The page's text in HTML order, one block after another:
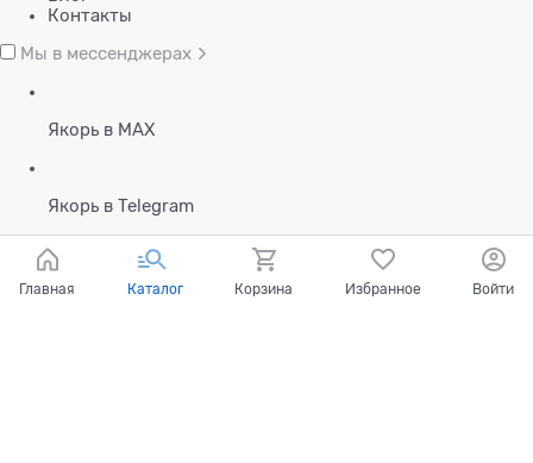
Контакты
Мы в мессенджерах
Якорь в MAX
Якорь в Telegram
Главная Каталог Корзина Избранное Войти